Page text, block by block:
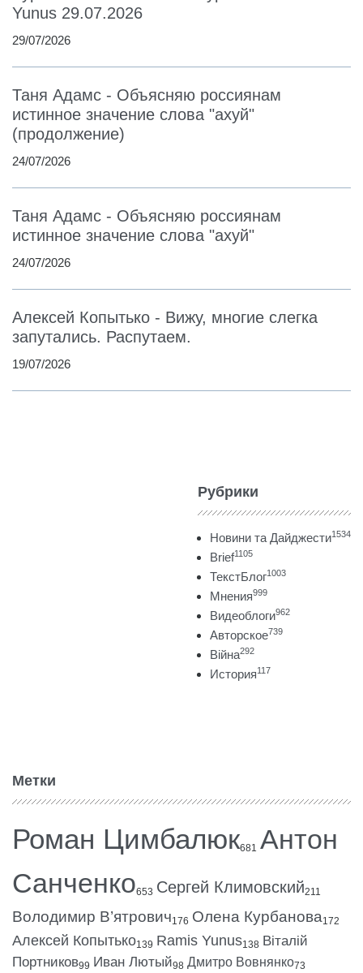
Yunus 29.07.2026
29/07/2026
Таня Адамс - Объясняю россиянам
истинное значение слова "ахуй"
(продолжение)
24/07/2026
Таня Адамс - Объясняю россиянам
истинное значение слова "ахуй"
24/07/2026
Алексей Копытько - Вижу, многие слегка
запутались. Распутаем.
19/07/2026
Рубрики
Новини та Дайджести1534
Brief1105
ТекстБлог1003
Мнения999
Видеоблоги962
Авторское739
Війна292
История117
Метки
Роман Цимбалюк681 Антон
Санченко653 Сергей Климовский211
Володимир В’ятрович176 Олена Курбанова172
Алексей Копытько139 Ramis Yunus138 Віталій
Портников99 Иван Лютый98 Дмитро Вовнянко73